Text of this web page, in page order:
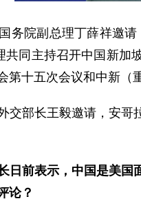
务院副总理丁薛祥邀
同主持召开中国新加
第十五次会议和中新（
交部长王毅邀请，安
日前表示，中国是美
论？